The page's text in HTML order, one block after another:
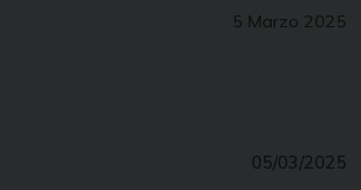
5 Marzo 2025
05/03/2025